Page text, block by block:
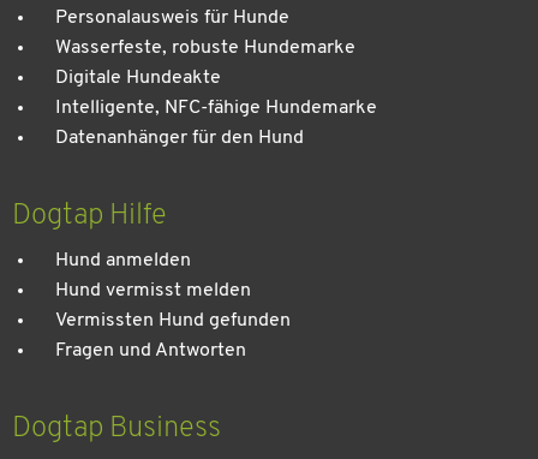
Personalausweis für Hunde
Wasserfeste, robuste Hundemarke
Digitale Hundeakte
Intelligente, NFC-fähige Hundemarke
Datenanhänger für den Hund
Dogtap Hilfe
Hund anmelden
Hund vermisst melden
Vermissten Hund gefunden
Fragen und Antworten
Dogtap Business